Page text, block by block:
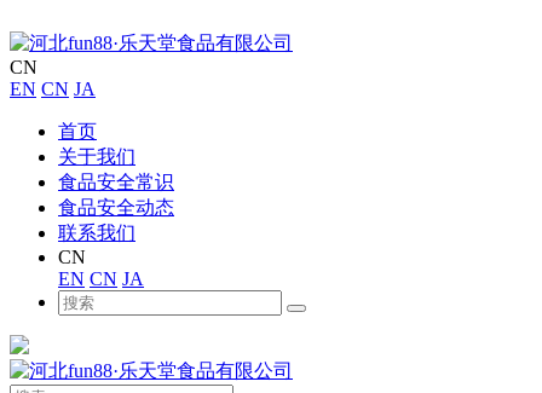
CN
EN CN JA
首页
关于我们
食品安全常识
食品安全动态
联系我们
CN
EN CN JA